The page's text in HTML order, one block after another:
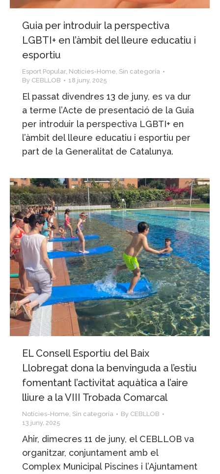
Guia per introduir la perspectiva
LGBTI+ en l’àmbit del lleure educatiu i
esportiu
Esport Popular, Notícies-Home, Sin categoría
By CEBLLOB 18 juny, 2025
El passat divendres 13 de juny, es va dur
a terme l’Acte de presentació de la Guia
per introduir la perspectiva LGBTI+ en
l’àmbit del lleure educatiu i esportiu per
part de la Generalitat de Catalunya.
EL Consell Esportiu del Baix
Llobregat dona la benvinguda a l’estiu
fomentant l’activitat aquàtica a l’aire
lliure a la VIII Trobada Comarcal
Notícies-Home Sin categoría By CEBLLOB
13 juny, 2025
Ahir, dimecres 11 de juny, el CEBLLOB va
organitzar, conjuntament amb el
Complex Municipal Piscines i l’Ajuntament